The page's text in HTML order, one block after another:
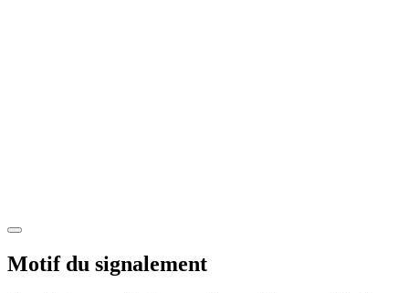
Motif du signalement